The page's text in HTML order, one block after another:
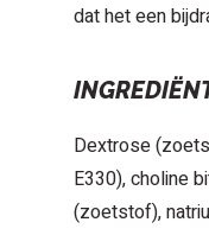
dat het een
Dextrose
E330), choline
(zoetstof),